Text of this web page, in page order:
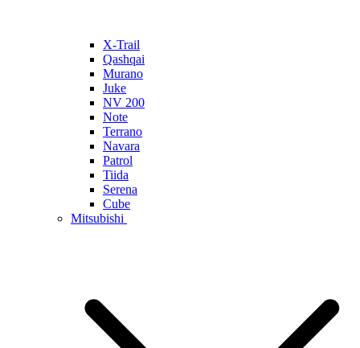
X-Trail
Qashqai
Murano
Juke
NV 200
Note
Terrano
Navara
Patrol
Tiida
Serena
Cube
Mitsubishi